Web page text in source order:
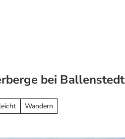
bei Ballenstedt
Wandern